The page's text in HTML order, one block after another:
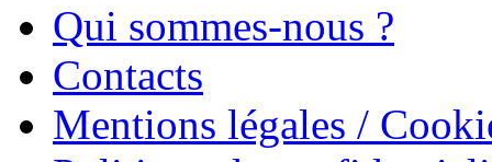
Qui sommes-nous ?
Contacts
Mentions légales /